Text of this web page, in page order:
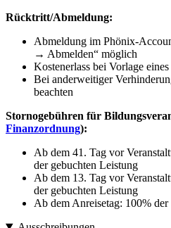
Rücktritt/Abmeldung:
Abmeldung im Phönix-
→ Abmelden“ möglich
Kostenerlass bei Vorlage
Bei anderweitiger
beachten
Stornogebühren für
Finanzordnung):
Ab dem 41. Tag vor
der gebuchten Leistung
Ab dem 13. Tag vor
der gebuchten Leistung
Ab dem Anreisetag: 100%